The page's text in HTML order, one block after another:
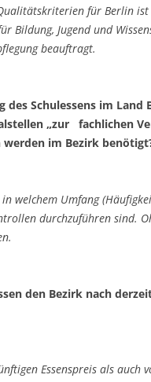
für Berlin ist
Bildung, Jugend und
beauftragt.
Schulessens im Land
„zur fachlichen
werden im Bezirk
welchem Umfang
durchzuführen sind.
den Bezirk nach
Essenspreis als auch